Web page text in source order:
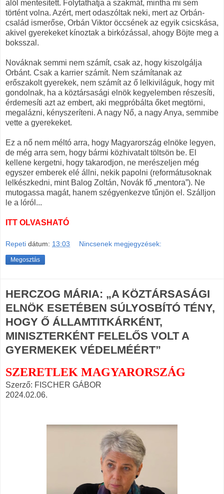
alól mentesített. Folytathatja a szakmát, mintha mi sem
történt volna. Azért, mert odaszóltak neki, mert az Orbán-
család ismerőse, Orbán Viktor öccsének az egyik csicskása,
akivel gyerekeket kínoztak a birkózással, ahogy Böjte meg a
boksszal.
Nováknak semmi nem számít, csak az, hogy kiszolgálja
Orbánt. Csak a karrier számít. Nem számítanak az
erőszakolt gyerekek, nem számít az ő lelkiviláguk, hogy mit
gondolnak, ha a köztársasági elnök kegyelemben részesíti,
érdemesíti azt az embert, aki megpróbálta őket megtörni,
megalázni, kényszeríteni. A nagy Nő, a nagy Anya, semmibe
vette a gyerekeket.
Ez a nő nem méltó arra, hogy Magyarország elnöke legyen,
de még arra sem, hogy bármi közhivatalt töltsön be. El
kellene kergetni, hogy takarodjon, ne merészeljen még
egyszer emberek elé állni, nekik papolni (reformátusoknak
lelkészkedni, mint Balog Zoltán, Novák fő „mentora”). Ne
mutogassa magát, hanem szégyenkezve tűnjön el. Szálljon
le a lóról...
ITT OLVASHATÓ
Repeti dátum: 13:03 Nincsenek megjegyzések:
Megosztás
HERCZOG MÁRIA: „A KÖZTÁRSASÁGI
ELNÖK ESETÉBEN SÚLYOSBÍTÓ TÉNY,
HOGY Ő ÁLLAMTITKÁRKÉNT,
MINISZTERKÉNT FELELŐS VOLT A
GYERMEKEK VÉDELMÉÉRT”
SZERETLEK MAGYARORSZÁG
Szerző: FISCHER GÁBOR
2024.02.06.